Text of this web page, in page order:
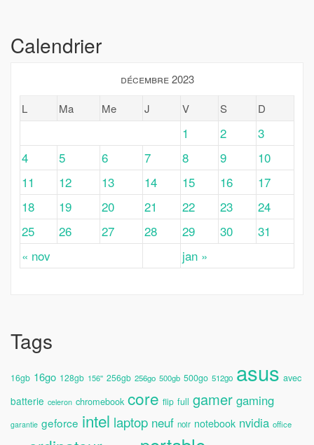
Calendrier
décembre 2023
L
Ma Me J V S D
« nov jan »
1 2
3
4
5 6 7 8 9
10
11
12 13 14 15 16
17
18
19 20 21 22 23
24
25
26 27 28 29 30 31
Tags
16gb 16go 128gb 156'' 256gb 256go 500gb 500go 512go asus avec
batterie celeron chromebook core flip full gamer gaming
garantie geforce intel laptop neuf noir notebook nvidia office